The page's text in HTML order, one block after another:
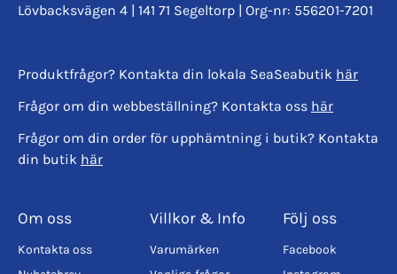
Lövbacksvägen 4 | 141 71 Segeltorp | Org-nr: 556201-7201
Produktfrågor? Kontakta din lokala SeaSeabutik här
Frågor om din webbeställning? Kontakta oss här
Frågor om din order för upphämtning i butik? Kontakta
din butik här
Om oss
Kontakta oss
Villkor & Info
Varumärken
Följ oss
Facebook